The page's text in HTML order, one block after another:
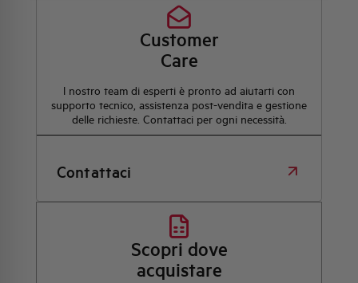
Customer
Care
l nostro team di esperti è pronto ad aiutarti con
supporto tecnico, assistenza post-vendita e gestione
delle richieste. Contattaci per ogni necessità.
Contattaci
Scopri dove
acquistare